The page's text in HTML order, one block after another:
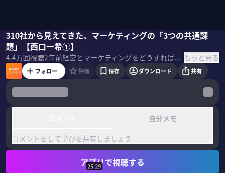
310社から見えてきた、マーケティングの「3つの共通課
題」【西口一希①】
4.4万回視聴2年前 経営とマーケティングをどうすればうまくつなげることができるのか。P＆G、ロクシタン、スマートニュースなどでマーケティングを担当してきたStrategy Partnersの西口一希氏。310社のコンサルで培ったマーケティングメソッドを学ぶ。 ＜目次＞ もっと見る
西口一希佐々木紀彦
フォロー 評価 保存 ダウンロード 共有
自分メモ
コメントをして学びを共有しましょう
アプリで視聴する
25:29